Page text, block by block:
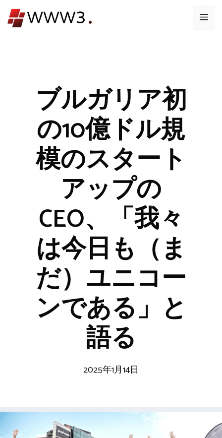
ン
メ
ブルガリア初
の10億ドル規
模のスタート
アップの
CEO、「我々
は今日も（ま
だ）ユニコー
ンである」と
語る
2025年1月14日